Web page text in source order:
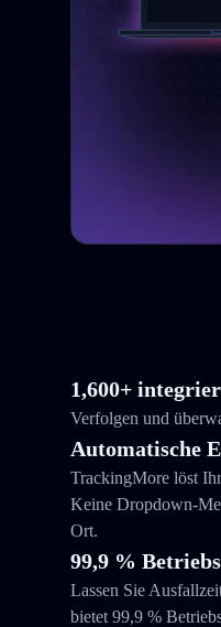
1,600+
Verfolgen und
Automatische
TrackingMore löst
Keine Dropdown-
Ort.
99,9 %
Lassen Sie
bietet 99,9 %